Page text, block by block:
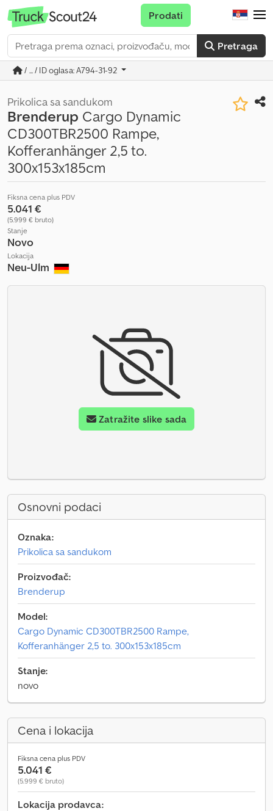
Pretraga
Prodati
/ ... / ID oglasa: A794-31-92
Prikolica sa sandukom
Brenderup Cargo Dynamic
CD300TBR2500 Rampe,
Kofferanhänger 2,5 to.
300x153x185cm
Fiksna cena plus PDV
5.041 €
(5.999 € bruto)
Stanje
Novo
Lokacija
Neu-Ulm
Zatražite slike sada
Osnovni podaci
Oznaka:
Prikolica sa sandukom
Proizvođač:
Brenderup
Model:
Cargo Dynamic CD300TBR2500 Rampe,
Kofferanhänger 2,5 to. 300x153x185cm
Stanje:
novo
Cena i lokacija
Fiksna cena plus PDV
5.041 €
(5.999 € bruto)
Lokacija prodavca: